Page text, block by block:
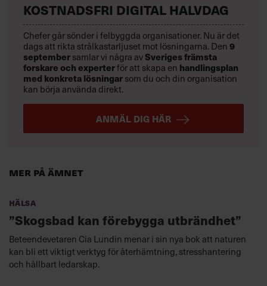
Mer på ämnet
Hälsa
”Skogsbad kan förebygga utbrändhet”
Beteendevetaren Cia Lundin menar i sin nya bok att naturen
kan bli ett viktigt verktyg för återhämtning, stresshantering
och hållbart ledarskap.
KOSTNADSFRI DIGITAL HALVDAG
Chefer går sönder i felbyggda organisationer. Nu är det
dags att rikta strålkastarljuset mot lösningarna. Den 9
september samlar vi några av Sveriges främsta
forskare och experterför att skapa en handlingsplan
med konkreta lösningar som du och din organisation
kan börja använda direkt.
ANMÄL DIG HÄR